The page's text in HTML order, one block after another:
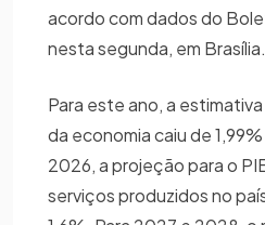
acordo com dados do
nesta segunda, em Brasília.
Para este ano, a
da economia caiu de
2026, a projeção para o
serviços produzidos no